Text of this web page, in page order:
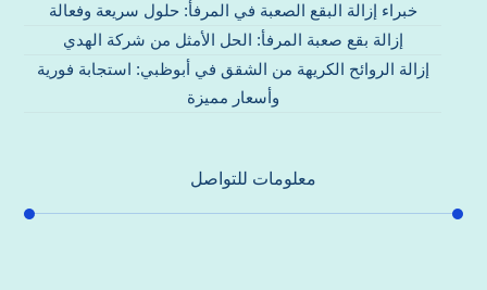
خبراء إزالة البقع الصعبة في المرفأ: حلول سريعة وفعالة
إزالة بقع صعبة المرفأ: الحل الأمثل من شركة الهدي
إزالة الروائح الكريهة من الشقق في أبوظبي: استجابة فورية
وأسعار مميزة
معلومات للتواصل